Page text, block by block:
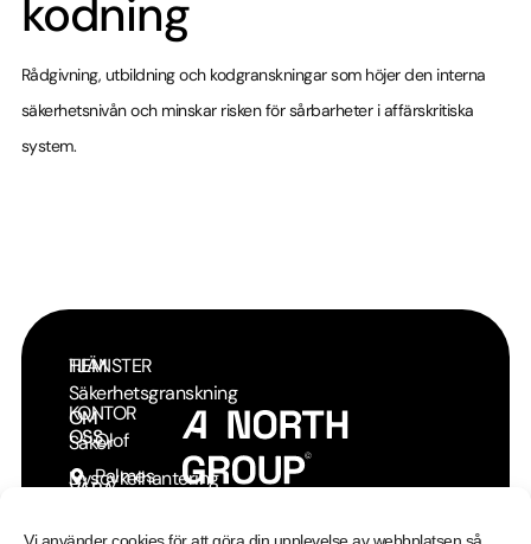
Vi använder cookies för att göra din upplevelse av webbplatsen så
kodning
Rådgivning, utbildning och kodgranskningar som höjer den interna
säkerhetsnivån och minskar risken för sårbarheter i affärskritiska
system.
HEM
OM
OSS
VÅRA
TJÄNSTER
Säkerhetsgranskning
Säker
Livscykelhantering
KONTOR
Olof
Palmes